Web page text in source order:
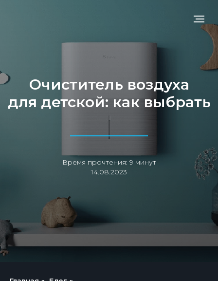
Очиститель воздуха
для детской: как выбрать
Время прочтения: 9 минут
14.08.2023